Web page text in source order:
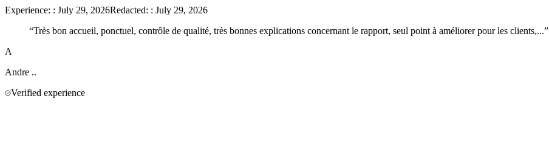
Experience: : July 29, 2026Redacted: : July 29, 2026
“Très bon accueil, ponctuel, contrôle de qualité, très bonnes explications concernant le rapport, seul point à améliorer pour les clients,...”
A
Andre ..
Verified experience